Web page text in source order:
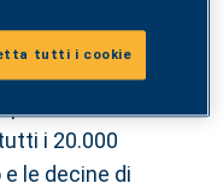
nelle principali
leadership e del
i 20.000
le decine di
tutti i cookie